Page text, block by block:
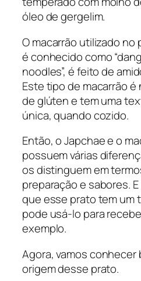
óleo de gergelim.
O macarrão utilizado
é conhecido como
noodles”, é feito de
Este tipo de macarrão
de glúten e tem uma
única, quando cozido.
Então, o Japchae e o
possuem várias
os distinguem em
preparação e sabores.
que esse prato tem um
pode usá-lo para
exemplo.
Agora, vamos conhecer
origem desse prato.